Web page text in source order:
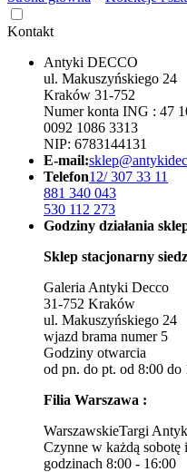
Kontakt
Antyki DECCO
ul. Makuszyńskiego 24
Kraków 31-752
Numer konta ING : 47
0092 1086 3313
NIP: 6783144131
E-mail:
Telefon12/ 307 33 11
881 340 043
530 112 273
Godziny działania
Sklep stacjonarny
Galeria Antyki Decco
31-752 Kraków
ul. Makuszyńskiego 24
wjazd brama numer 5
Godziny otwarcia
od pn. do pt. od 8:00 do
Filia Warszawa :
WarszawskieTargi
Czynne w każdą sobotę
godzinach 8:00 - 16:00